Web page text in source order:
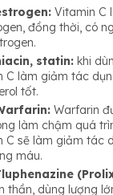
Vitamin C
đồng thời, có
statin: khi
C làm giảm tác
tốt.
Warfarin
làm chậm quá
C sẽ làm giảm tác
máu.
thần, dùng lượng